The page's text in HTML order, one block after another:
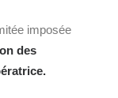
imposée
des
.